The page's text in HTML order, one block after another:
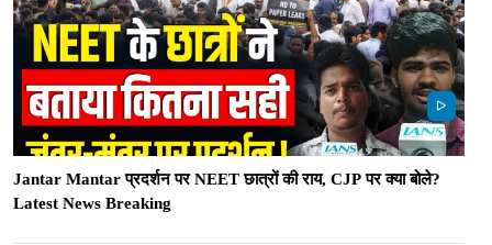
Jantar Mantar प्रदर्शन पर NEET छात्रों की राय, CJP पर क्या बोले?
Latest News Breaking